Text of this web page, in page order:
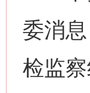
委消
检监